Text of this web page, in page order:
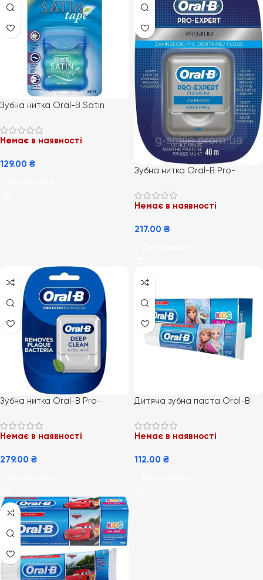
Зубна нитка Oral-B Satin
Немає в наявності
129.00 ₴
Зубна нитка Oral-B Pro-
Немає в наявності
217.00 ₴
Зубна нитка Oral-B Pro-
Немає в наявності
279.00 ₴
Дитяча зубна паста Oral-B
від 3 років, 75 мл
Немає в наявності
112.00 ₴